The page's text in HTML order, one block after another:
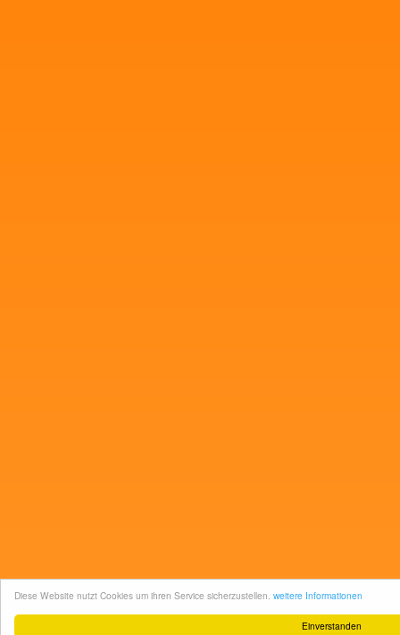
Einverstanden
Diese Website nutzt Cookies um ihren Service sicherzustellen. weitere Informationen